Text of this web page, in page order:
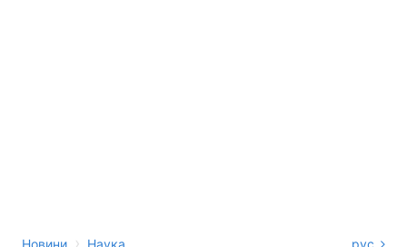
Новини › Наука рус